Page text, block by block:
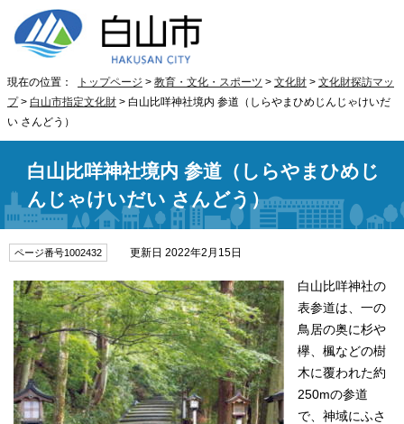
現在の位置： トップページ > 教育・文化・スポーツ > 文化財 > 文化財探訪マッ
プ> 白山市指定文化財 > 白山比咩神社境内 参道（しらやまひめじんじゃけいだ
い さんどう）
白山比咩神社境内 参道（しらやまひめじ
んじゃけいだい さんどう）
ページ番号1002432 更新日 2022年2月15日
白山比咩神社の
表参道は、一の
鳥居の奥に杉や
欅、楓などの樹
木に覆われた約
250mの参道
で、神域にふさ